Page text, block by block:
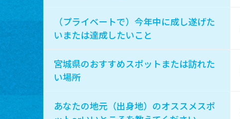
（プライベートで）今年中に成し遂げた
いまたは達成したいこと
宮城県のおすすめスポットまたは訪れた
い場所
あなたの地元（出身地）のオススメスポ